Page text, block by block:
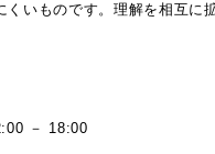
いものです。理解を相互に
－ 18:00